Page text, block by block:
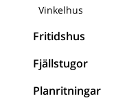
Vinkelhus
Fritidshus
Fjällstugor
Planritningar